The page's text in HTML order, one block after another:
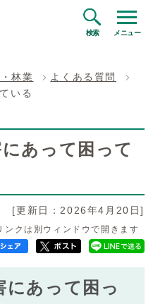
検索 メニュー
林業
よくある質問
いる
あって困って
[更新日：2026年4月20日]
ンクは別ウィンドウで開きます
にあって困っ